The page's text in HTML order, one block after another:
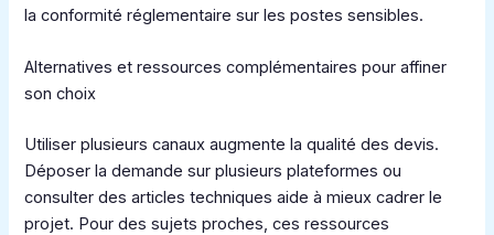
la conformité réglementaire sur les postes sensibles.
Alternatives et ressources complémentaires pour affiner
son choix
Utiliser plusieurs canaux augmente la qualité des devis.
Déposer la demande sur plusieurs plateformes ou
consulter des articles techniques aide à mieux cadrer le
projet. Pour des sujets proches, ces ressources